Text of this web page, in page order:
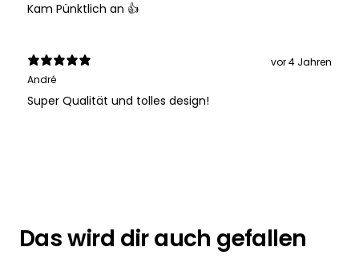
Kam Pünktlich an 👍
vor 4 Jahren
André
Super Qualität und tolles design!
Das wird dir auch gefallen